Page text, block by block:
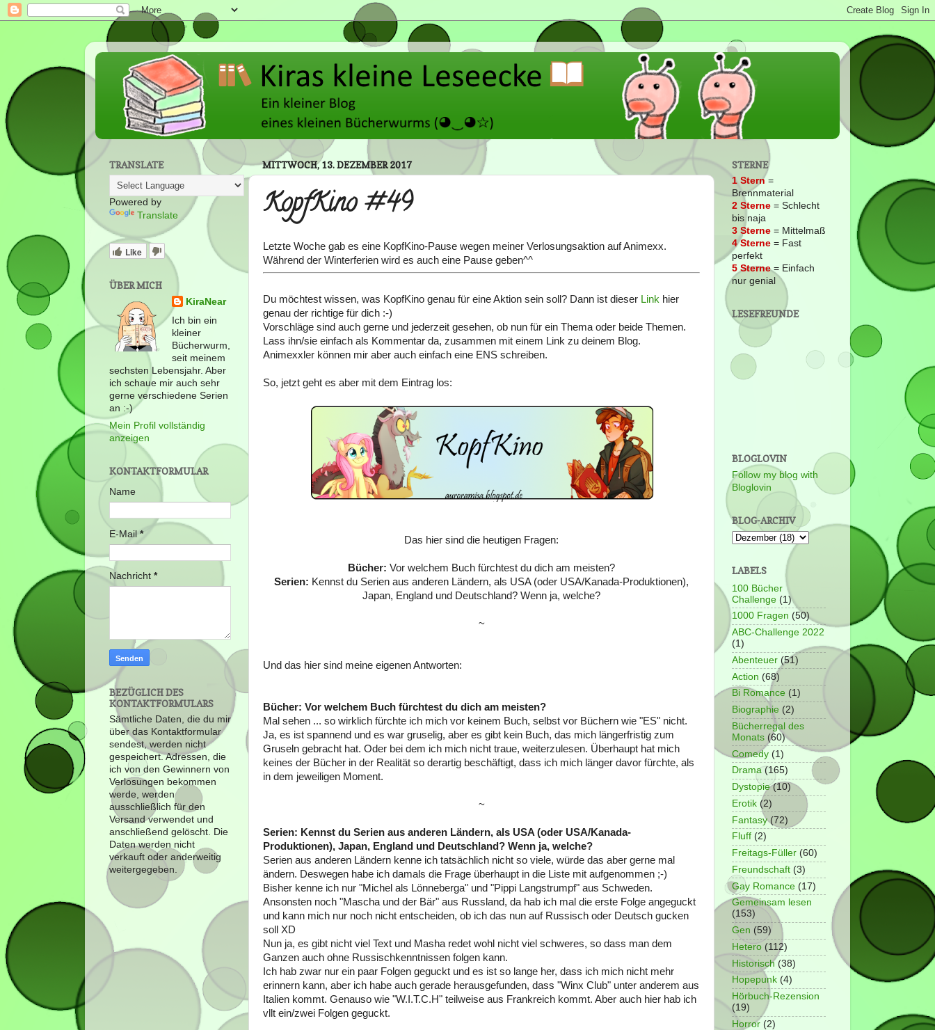
MITTWOCH, 13. DEZEMBER 2017
KopfKino #49
Letzte Woche gab es eine KopfKino-Pause wegen meiner Verlosungsaktion auf Animexx.
Während der Winterferien wird es auch eine Pause geben^^
Du möchtest wissen, was KopfKino genau für eine Aktion sein soll? Dann ist dieser Link hier
genau der richtige für dich :-)
Vorschläge sind auch gerne und jederzeit gesehen, ob nun für ein Thema oder beide Themen.
Lass ihn/sie einfach als Kommentar da, zusammen mit einem Link zu deinem Blog.
Animexxler können mir aber auch einfach eine ENS schreiben.
So, jetzt geht es aber mit dem Eintrag los:
Das hier sind die heutigen Fragen:
Bücher: Vor welchem Buch fürchtest du dich am meisten?
Serien: Kennst du Serien aus anderen Ländern, als USA (oder USA/Kanada-Produktionen),
Japan, England und Deutschland? Wenn ja, welche?
~
Und das hier sind meine eigenen Antworten:
Bücher: Vor welchem Buch fürchtest du dich am meisten?
Mal sehen ... so wirklich fürchte ich mich vor keinem Buch, selbst vor Büchern wie "ES" nicht.
Ja, es ist spannend und es war gruselig, aber es gibt kein Buch, das mich längerfristig zum
Gruseln gebracht hat. Oder bei dem ich mich nicht traue, weiterzulesen. Überhaupt hat mich
keines der Bücher in der Realität so derartig beschäftigt, dass ich mich länger davor fürchte, als
in dem jeweiligen Moment.
~
Serien: Kennst du Serien aus anderen Ländern, als USA (oder USA/Kanada-
Produktionen), Japan, England und Deutschland? Wenn ja, welche?
Serien aus anderen Ländern kenne ich tatsächlich nicht so viele, würde das aber gerne mal
ändern. Deswegen habe ich damals die Frage überhaupt in die Liste mit aufgenommen ;-)
Bisher kenne ich nur "Michel als Lönneberga" und "Pippi Langstrumpf" aus Schweden.
Ansonsten noch "Mascha und der Bär" aus Russland, da hab ich mal die erste Folge angeguckt
und kann mich nur noch nicht entscheiden, ob ich das nun auf Russisch oder Deutsch gucken
soll XD
Nun ja, es gibt nicht viel Text und Masha redet wohl nicht viel schweres, so dass man dem
Ganzen auch ohne Russischkenntnissen folgen kann.
Ich hab zwar nur ein paar Folgen geguckt und es ist so lange her, dass ich mich nicht mehr
erinnern kann, aber ich habe auch gerade herausgefunden, dass "Winx Club" unter anderem aus
Italien kommt. Genauso wie "W.I.T.C.H" teilweise aus Frankreich kommt. Aber auch hier hab ich
vllt ein/zwei Folgen geguckt.
TRANSLATE
Powered by
Translate
Like
ÜBER MICH
KiraNear
Ich bin ein
kleiner
Bücherwurm,
seit meinem
sechsten Lebensjahr. Aber
ich schaue mir auch sehr
gerne verschiedene Serien
an :-)
Mein Profil vollständig
anzeigen
KONTAKTFORMULAR
Name
E-Mail *
Nachricht *
BEZÜGLICH DES
KONTAKTFORMULARS
Sämtliche Daten, die du mir
über das Kontaktformular
sendest, werden nicht
gespeichert. Adressen, die
ich von den Gewinnern von
Verlosungen bekommen
werde, werden
ausschließlich für den
Versand verwendet und
anschließend gelöscht. Die
Daten werden nicht
verkauft oder anderweitig
weitergegeben.
STERNE
1 Stern =
Brennmaterial
2 Sterne = Schlecht
bis naja
3 Sterne = Mittelmaß
4 Sterne = Fast
perfekt
5 Sterne= Einfach
nur genial
LESEFREUNDE
BLOGLOVIN
Follow my blog with
Bloglovin
BLOG-ARCHIV
LABELS
100 Bücher
Challenge (1)
1000 Fragen (50)
ABC-Challenge 2022
(1)
Abenteuer (51)
Action (68)
Bi Romance (1)
Biographie (2)
Bücherregal des
Monats (60)
Comedy (1)
Drama (165)
Dystopie (10)
Erotik (2)
Fantasy (72)
Fluff (2)
Freitags-Füller (60)
Freundschaft (3)
Gay Romance (17)
Gemeinsam lesen
(153)
Gen (59)
Hetero (112)
Historisch (38)
Hopepunk (4)
Hörbuch-Rezension
(19)
Horror (2)